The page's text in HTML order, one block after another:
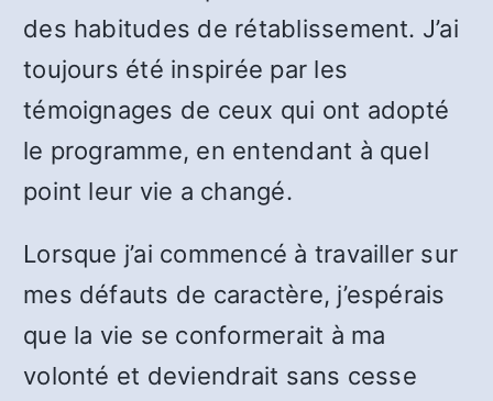
des habitudes de rétablissement. J’ai
toujours été inspirée par les
témoignages de ceux qui ont adopté
le programme, en entendant à quel
point leur vie a changé.
Lorsque j’ai commencé à travailler sur
mes défauts de caractère, j’espérais
que la vie se conformerait à ma
volonté et deviendrait sans cesse